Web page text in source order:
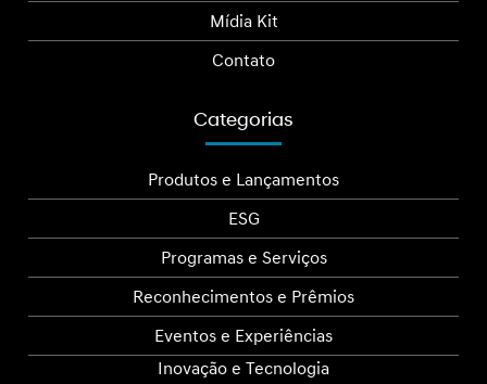
Mídia Kit
Contato
Categorias
Produtos e Lançamentos
ESG
Programas e Serviços
Reconhecimentos e Prêmios
Eventos e Experiências
Inovação e Tecnologia